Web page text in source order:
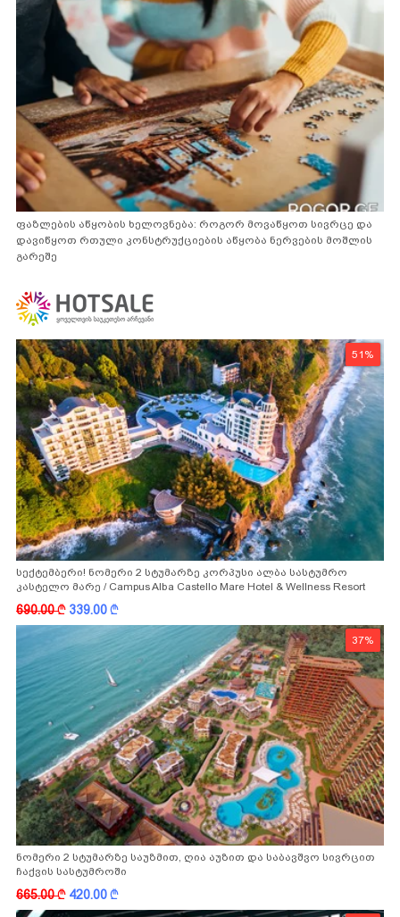
ფაზლების აწყობის ხელოვნება: როგორ მოვაწყოთ სივრცე და
დავიწყოთ რთული კონსტრუქციების აწყობა ნერვების მოშლის
გარეშე
51%
სექტემბერი! ნომერი 2 სტუმარზე კორპუსი ალბა სასტუმრო
კასტელო მარე / Campus Alba Castello Mare Hotel & Wellness Resort
690.00k 339.00k
37%
ნომერი 2 სტუმარზე საუზმით, ღია აუზით და საბავშვო სივრცით
ჩაქვის სასტუმროში
665.00k 420.00k